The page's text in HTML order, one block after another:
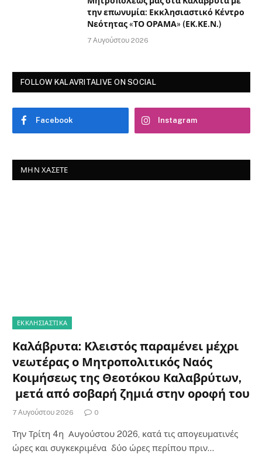
την επωνυμία: Εκκλησιαστικό Κέντρο
Νεότητας «ΤΟ ΟΡΑΜΑ» (ΕΚ.ΚΕ.Ν.)
7 Αυγούστου 2026
FOLLOW KALAVRITALIVE ON SOCIAL
Facebook Instagram
ΜΗΝ ΧΆΣΕΤΕ
ΕΚΚΛΗΣΙΑΣΤΙΚΑ
Καλάβρυτα: Κλειστός παραμένει μέχρι
νεωτέρας ο Μητροπολιτικός Ναός
Κοιμήσεως της Θεοτόκου Καλαβρύτων,
μετά από σοβαρή ζημιά στην οροφή του
7 Αυγούστου 2026 0
Την Τρίτη 4η Αυγούστου 2026, κατά τις απογευματινές
ώρες και συγκεκριμένα δύο ώρες περίπου πριν…